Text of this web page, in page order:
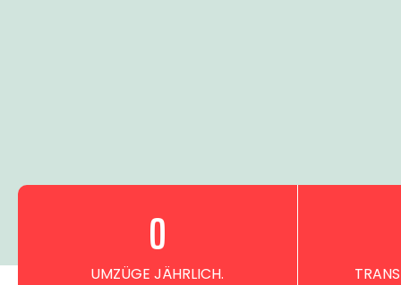
UMZÜGE JÄHRLICH.
0